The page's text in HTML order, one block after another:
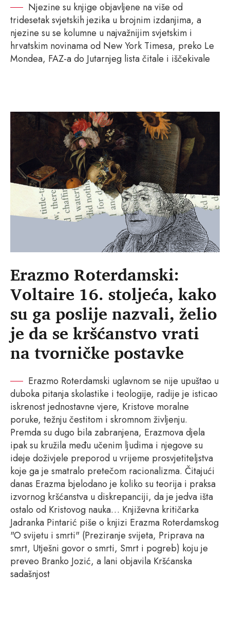
Njezine su knjige objavljene na više od
tridesetak svjetskih jezika u brojnim izdanjima, a
njezine su se kolumne u najvažnijim svjetskim i
hrvatskim novinama od New York Timesa, preko Le
Mondea, FAZ-a do Jutarnjeg lista čitale i iščekivale
Erazmo Roterdamski:
Voltaire 16. stoljeća, kako
su ga poslije nazvali, želio
je da se kršćanstvo vrati
na tvorničke postavke
Erazmo Roterdamski uglavnom se nije upuštao u
duboka pitanja skolastike i teologije, radije je isticao
iskrenost jednostavne vjere, Kristove moralne
poruke, težnju čestitom i skromnom življenju.
Premda su dugo bila zabranjena, Erazmova djela
ipak su kružila među učenim ljudima i njegove su
ideje doživjele preporod u vrijeme prosvjetiteljstva
koje ga je smatralo pretečom racionalizma. Čitajući
danas Erazma bjelodano je koliko su teorija i praksa
izvornog kršćanstva u diskrepanciji, da je jedva išta
ostalo od Kristovog nauka… Književna kritičarka
Jadranka Pintarić piše o knjizi Erazma Roterdamskog
"O svijetu i smrti" (Preziranje svijeta, Priprava na
smrt, Utješni govor o smrti, Smrt i pogreb) koju je
preveo Branko Jozić, a lani objavila Kršćanska
sadašnjost